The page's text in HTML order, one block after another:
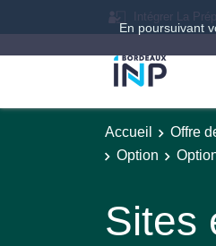
En poursuivant
Intégrer La
Accueil Offre
Option
Sites